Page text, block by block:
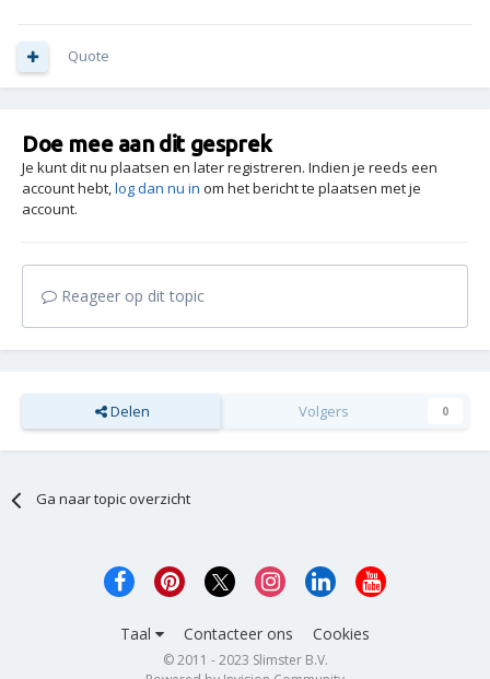
Quote
Doe mee aan dit gesprek
Je kunt dit nu plaatsen en later registreren. Indien je reeds een
account hebt,log dan nu in om het bericht te plaatsen met je
account.
Reageer op dit topic
Delen Volgers 0
Ga naar topic overzicht
Taal Contacteer ons Cookies
© 2011 - 2023 Slimster B.V.